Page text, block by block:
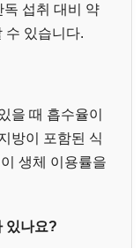
독 섭취 대비 약
수 있습니다.
을 때 흡수율이
방이 포함된 식
생체 이용률을
있나요?